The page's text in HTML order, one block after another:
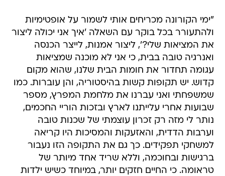
"ימי הקורונה מכריחים אותי לשמור על אופטימיות
ולהתעורר בכל בוקר עם השאלה 'איך אני יכולה ליצור
את המציאות שלי?', ליצור אמנות, לייצר הכנסה
ואנרגיה טובה בבית, כי אני לא מוכנה שמציאות
עגומה תחדור את חומות הבית שלנו, שהוא מקום
קדוש. יש תקופות קשות בהיסטוריה, והן עוברות. כמו
שמשפחתי ואני עברנו את מלחמת המפרץ, מספר
שבועות אחרי עלייתנו לארץ ובזכות הוריי החכמים,
נותר לי מזה רק זכרון עוצמתי של שכנות טובה
וערבות הדדית, והאזעקות והמסיכות היו קריאה
למשחקי תפקידים. כך גם את התקופה הזו נעבור
ברגישות ובחוכמה, וללא שריד אחד מיותר של
טראומה. כי החיים חזקים יותר, במיוחד כשיש ילדות